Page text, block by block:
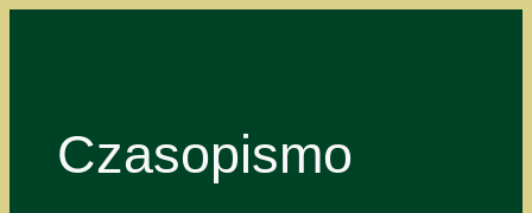
Czasopismo